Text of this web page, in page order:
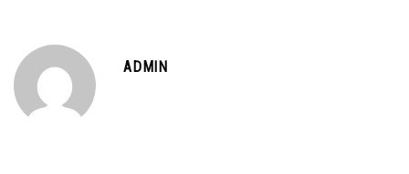
ADMIN